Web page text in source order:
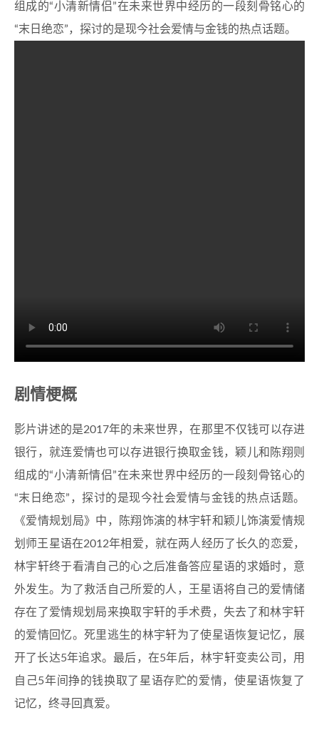
组成的“小清新情侣”在未来世界中经历的一段刻骨铭心的
“末日绝恋”，探讨的是现今社会爱情与金钱的热点话题。
剧情梗概
影片讲述的是2017年的未来世界，在那里不仅钱可以存进
银行，就连爱情也可以存进银行换取金钱，颖儿和陈翔则
组成的“小清新情侣”在未来世界中经历的一段刻骨铭心的
“末日绝恋”，探讨的是现今社会爱情与金钱的热点话题。
《爱情规划局》中，陈翔饰演的林宇轩和颖儿饰演爱情规
划师王星语在2012年相爱，就在两人经历了长久的恋爱，
林宇轩终于看清自己的心之后准备答应星语的求婚时，意
外发生。为了救活自己所爱的人，王星语将自己的爱情储
存在了爱情规划局来换取宇轩的手术费，失去了和林宇轩
的爱情回忆。死里逃生的林宇轩为了使星语恢复记忆，展
开了长达5年追求。最后，在5年后，林宇轩变卖公司，用
自己5年间挣的钱换取了星语存贮的爱情，使星语恢复了
记忆，终寻回真爱。